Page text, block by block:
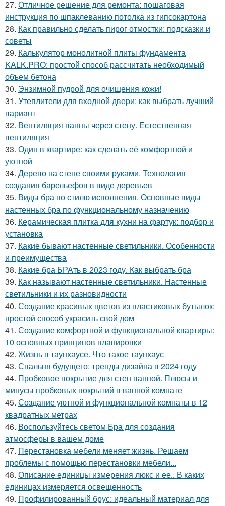
27. Отличное решение для ремонта: пошаговая
инструкция по шпаклеванию потолка из гипсокартона
28. Как правильно сделать пирог отмостки: подсказки и
советы
29. Калькулятор монолитной плиты фундамента
KALK.PRO: простой способ рассчитать необходимый
объем бетона
30. Энзимной пудрой для очищения кожи!
31. Утеплители для входной двери: как выбрать лучший
вариант
32. Вентиляция ванны через стену. Естественная
вентиляция
33. Один в квартире: как сделать её комфортной и
уютной
34. Дерево на стене своими руками. Технология
создания барельефов в виде деревьев
35. Виды бра по стилю исполнения. Основные виды
настенных бра по функциональному назначению
36. Керамическая плитка для кухни на фартук: подбор и
установка
37. Какие бывают настенные светильники. Особенности
и преимущества
38. Какие бра БРАть в 2023 году. Как выбрать бра
39. Как называют настенные светильники. Настенные
светильники и их разновидности
40. Создание красивых цветов из пластиковых бутылок:
простой способ украсить свой дом
41. Создание комфортной и функциональной квартиры:
10 основных принципов планировки
42. Жизнь в таунхаусе. Что такое таунхаус
43. Спальня будущего: тренды дизайна в 2024 году
44. Пробковое покрытие для стен ванной. Плюсы и
минусы пробковых покрытий в ванной комнате
45. Создание уютной и функциональной комнаты в 12
квадратных метрах
46. Воспользуйтесь светом Бра для создания
атмосферы в вашем доме
47. Перестановка мебели меняет жизнь. Решаем
проблемы с помощью перестановки мебели...
48. Описание единицы измерения люкс и ее.. В каких
единицах измеряется освещенность
49. Профилированный брус: идеальный материал для